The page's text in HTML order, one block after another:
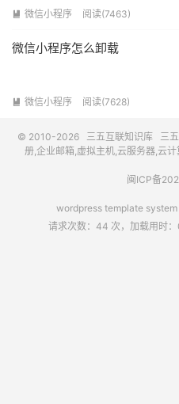
 微信小程序 阅读(7463)
微信小程序怎么卸载
 微信小程序 阅读(7628)
© 2010-2026 三五互联知识库 三
册,企业邮箱,虚拟主机,云服务器,云
闽ICP备
wordpress template
请求次数：44 次，加载用时